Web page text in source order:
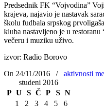
Predsednik FK “Vojvodina”
krajeva, najavio je nastavak
školu fudbala srpskog
kluba nastavljeno je u
večeru i muziku uživo.
izvor: Radio Borovo
On 24/11/2016
/ aktivnosti
studeni 2016
P U S Č P S N
1
2 3 4 5
6